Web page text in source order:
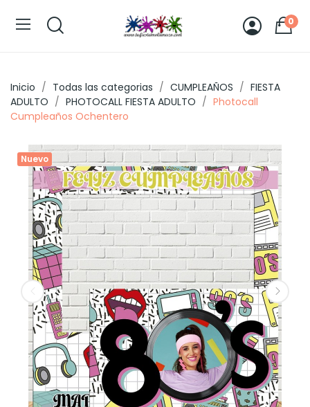
0
Inicio Todas las categorias CUMPLEAÑOS
FIESTA
ADULTO
PHOTOCALL FIESTA ADULTO
Photocall
Cumpleaños Ochentero
Nuevo